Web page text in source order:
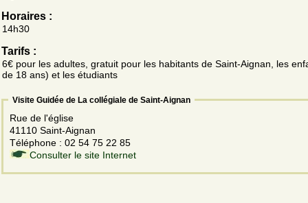
Horaires :
14h30
Tarifs :
6€ pour les adultes, gratuit pour les habitants de Saint-Aignan, les
de 18 ans) et les étudiants
Visite Guidée de La collégiale de Saint-Aignan
Rue de l'église
41110 Saint-Aignan
Téléphone : 02 54 75 22 85
Consulter le site Internet